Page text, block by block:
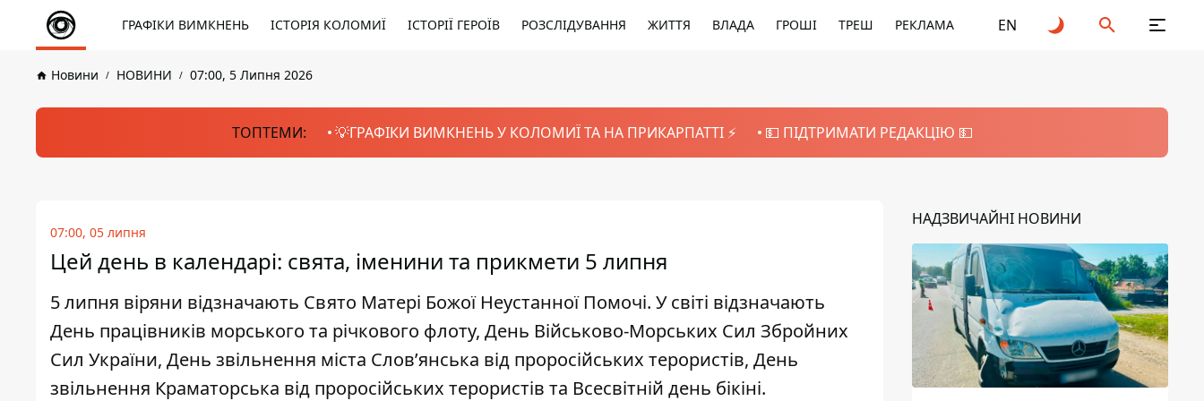
ГРАФІКИ ВИМКНЕНЬ ІСТОРІЯ КОЛОМИЇ ІСТОРІЇ ГЕРОЇВ РОЗСЛІДУВАННЯ ЖИТТЯ ВЛАДА ГРОШІ ТРЕШ РЕКЛАМА EN
Новини НОВИНИ 07:00, 5 Липня 2026
ТОПТЕМИ: 💡ГРАФІКИ ВИМКНЕНЬ У КОЛОМИЇ ТА НА ПРИКАРПАТТІ ⚡️ 💵 ПІДТРИМАТИ РЕДАКЦІЮ 💵
07:00, 05 липня
Цей день в календарі: свята, іменини та прикмети 5 липня
5 липня віряни відзначають Свято Матері Божої Неустанної Помочі. У світі відзначають
День працівників морського та річкового флоту, День Військово-Морських Сил Збройних
Сил України, День звільнення міста Слов’янська від проросійських терористів, День
звільнення Краматорська від проросійських терористів та Всесвітній день бікіні.
НАДЗВИЧАЙНІ НОВИНИ